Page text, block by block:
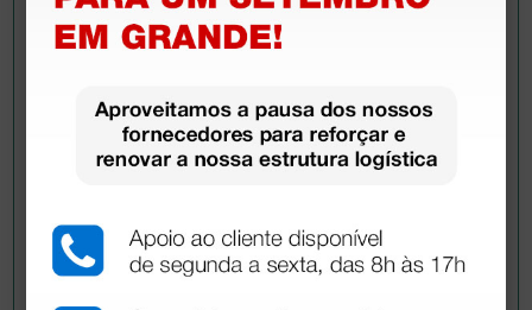
Pergunte a um colega
Ainda tem dúvidas?Necessita de mais
esclarecimentos? Envie agora a sua questão aos